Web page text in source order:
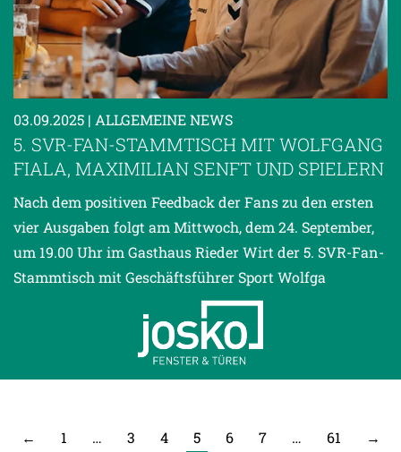
03.09.2025 | ALLGEMEINE NEWS
5. SVR-FAN-STAMMTISCH MIT WOLFGANG
FIALA, MAXIMILIAN SENFT UND SPIELERN
Nach dem positiven Feedback der Fans zu den ersten
vier Ausgaben folgt am Mittwoch, dem 24. September,
um 19.00 Uhr im Gasthaus Rieder Wirt der 5. SVR-Fan-
Stammtisch mit Geschäftsführer Sport Wolfga
← 1 … 3 4 5 6 7 … 61 →